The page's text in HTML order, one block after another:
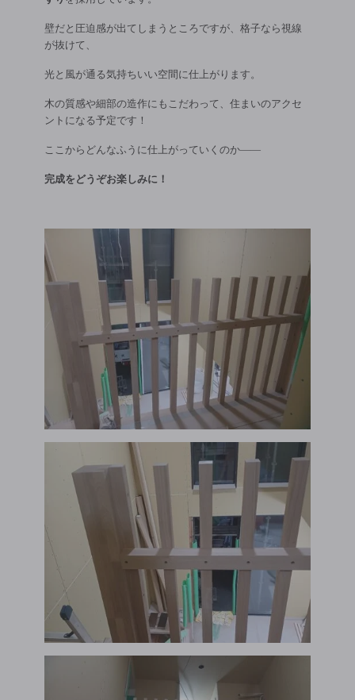
壁だと圧迫感が出てしまうところですが、格子なら視線
が抜けて、
光と風が通る気持ちいい空間に仕上がります。
木の質感や細部の造作にもこだわって、住まいのアクセ
ントになる予定です！
ここからどんなふうに仕上がっていくのか——
完成をどうぞお楽しみに！